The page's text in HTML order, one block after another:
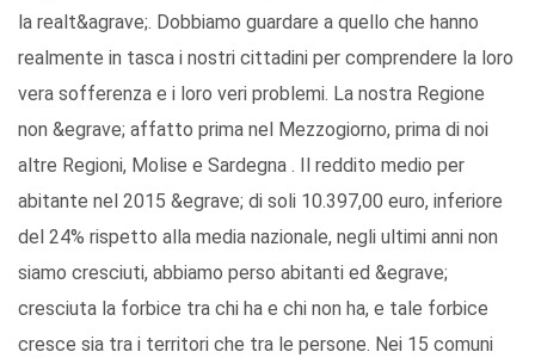
la realt&agrave;. Dobbiamo guardare a quello che hanno
realmente in tasca i nostri cittadini per comprendere la loro
vera sofferenza e i loro veri problemi. La nostra Regione
non &egrave; affatto prima nel Mezzogiorno, prima di noi
altre Regioni, Molise e Sardegna . Il reddito medio per
abitante nel 2015 &egrave; di soli 10.397,00 euro, inferiore
del 24% rispetto alla media nazionale, negli ultimi anni non
siamo cresciuti, abbiamo perso abitanti ed &egrave;
cresciuta la forbice tra chi ha e chi non ha, e tale forbice
cresce sia tra i territori che tra le persone. Nei 15 comuni